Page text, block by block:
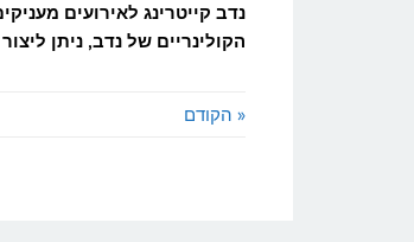
נדב קייטרינג לאירועים
הקולינריים של נדב, ניתן ליצור עימנו קשר ב – 072-
« הקודם